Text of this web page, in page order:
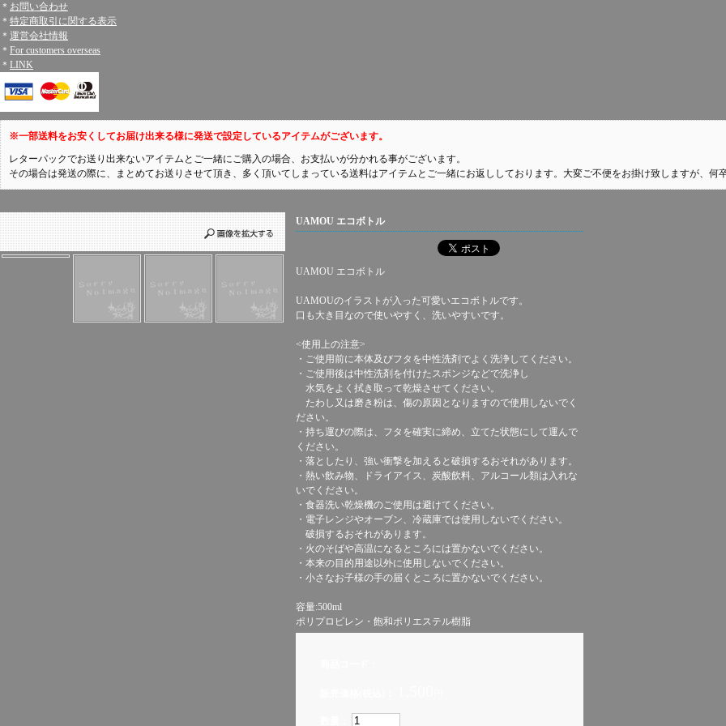
＊ お問い合わせ
＊ 特定商取引に関する表示
＊ 運営会社情報
＊ For customers overseas
＊ LINK
※一部送料をお安くしてお届け出来る様に発送で設定しているアイテムがございます。
レターパックでお送り出来ないアイテムとご一緒にご購入の場合、お支払いが分かれる事がございます。
その場合は発送の際に、まとめてお送りさせて頂き、多く頂いてしまっている送料はアイテムとご一緒にお返ししております。大変ご不便をお掛け致しますが、何
UAMOU エコボトル
UAMOU エコボトル
UAMOUのイラストが入った可愛いエコボトルです。
口も大き目なので使いやすく、洗いやすいです。
<使用上の注意>
・ご使用前に本体及びフタを中性洗剤でよく洗浄してください。
・ご使用後は中性洗剤を付けたスポンジなどで洗浄し
水気をよく拭き取って乾燥させてください。
たわし又は磨き粉は、傷の原因となりますので使用しないでく
ださい。
・持ち運びの際は、フタを確実に締め、立てた状態にして運んで
ください。
・落としたり、強い衝撃を加えると破損するおそれがあります。
・熱い飲み物、ドライアイス、炭酸飲料、アルコール類は入れな
いでください。
・食器洗い乾燥機のご使用は避けてください。
・電子レンジやオーブン、冷蔵庫では使用しないでください。
破損するおそれがあります。
・火のそばや高温になるところには置かないでください。
・本来の目的用途以外に使用しないでください。
・小さなお子様の手の届くところに置かないでください。
容量:500ml
ポリプロピレン・飽和ポリエステル樹脂